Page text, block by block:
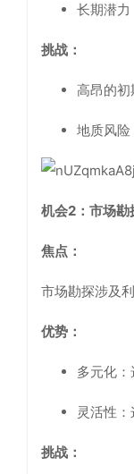
长期潜力
挑战：
高昂的初
地质风险
机会2：市场勘
焦点：
市场勘探涉及
优势：
多元化
灵活性
挑战：